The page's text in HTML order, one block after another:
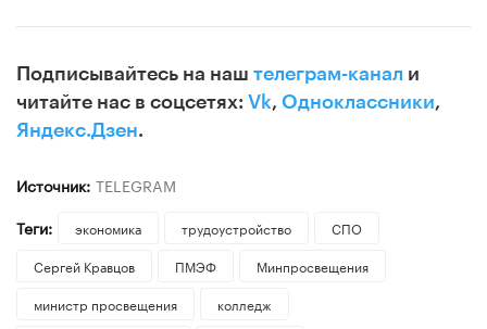
Подписывайтесь на наш телеграм-канал и
читайте нас в соцсетях: Vk, Одноклассники,
Яндекс.Дзен.
Источник: TELEGRAM
Теги:
экономика трудоустройство
СПО
Сергей Кравцов
ПМЭФ
Минпросвещения
министр просвещения
колледж